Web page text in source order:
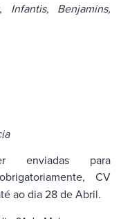
Infantis, Benjamins,
enviadas para
CV
ao dia 28 de Abril.